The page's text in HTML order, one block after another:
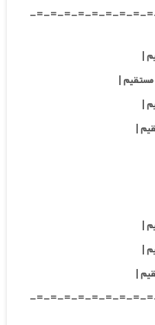
-=-=-=-=-=-=-=-=-
-=-=-=-=-=-=-=-=-